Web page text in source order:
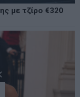
με τζίρο €320